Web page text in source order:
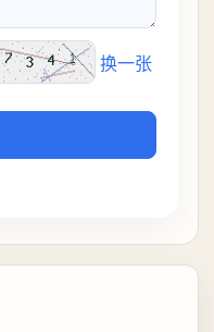
换一张